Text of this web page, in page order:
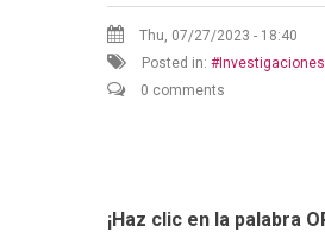
Thu, 07/27/2023 - 18:40
Posted in:
Investigaciones
0 comments
¡Haz clic en la palabra